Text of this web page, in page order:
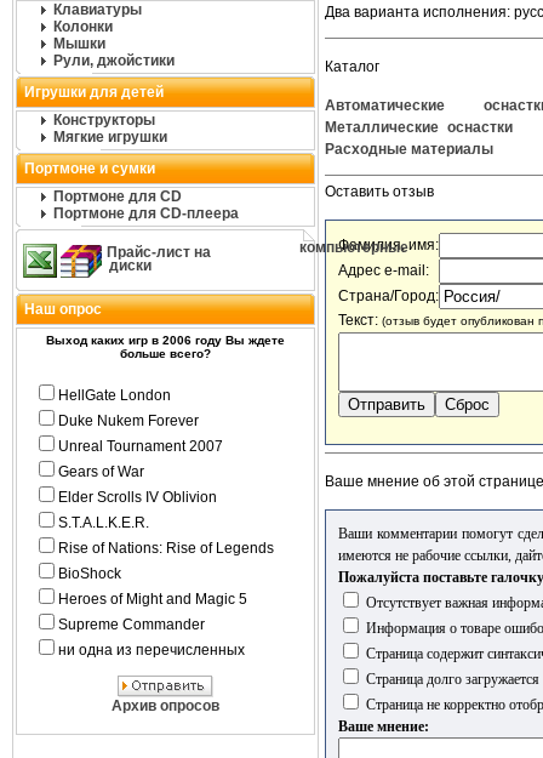
Клавиатуры
Колонки
Мышки
Рули, джойстики
Игрушки для детей
Конструкторы
Мягкие игрушки
Портмоне и сумки
Портмоне для CD
Портмоне для CD-плеера
Прайс-лист на
компьютерные
диски
Наш опрос
Выход каких игр в 2006 году Вы ждете
больше всего?
HellGate London
Duke Nukem Forever
Unreal Tournament 2007
Gears of War
Elder Scrolls IV Oblivion
S.T.A.L.K.E.R.
Rise of Nations: Rise of Legends
BioShock
Heroes of Might and Magic 5
Supreme Commander
ни одна из перечисленных
Архив опросов
Два варианта исполнения:
Каталог
Автоматические
Металлические оснастки
Расходные материалы
Оставить отзыв
Фамилия, имя:
Адрес e-mail:
Страна/Город:
Текст: (отзыв будет опубликован
Ваше мнение об этой странице
Ваши комментарии помогут
имеются не рабочие ссылки,
Пожалуйста поставьте
Отсутствует важная
Информация о товаре
Страница содержит
Страница долго загружается
Страница не корректно
Ваше мнение: